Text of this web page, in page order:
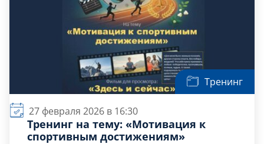
Тренинг
27 февраля 2026 в 16:30
Тренинг на тему: «Мотивация к
спортивным достижениям»